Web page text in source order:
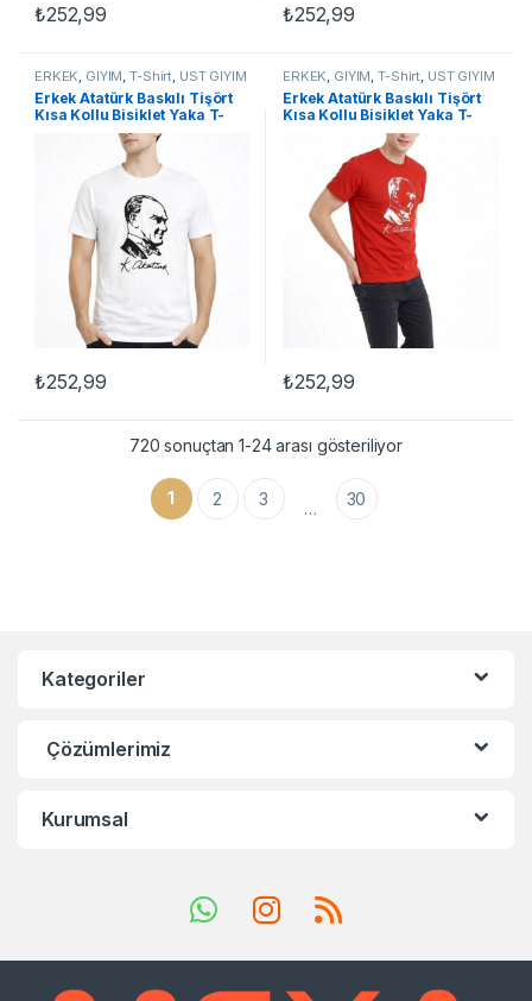
₺252,99
Bu ürünün birden fazla varyasyonu var. Seçenekler ürün
₺252,99
Bu ürünün birden fazla
ERKEK, GİYİM,T-Shirt, ÜST GİYİM
Erkek Atatürk Baskılı Tişört
Kısa Kollu Bisiklet Yaka T-
Shirt – Beyaz
₺252,99
Bu ürünün birden fazla varyasyonu var. Seçenekler ürün
ERKEK, GİYİM,T-Shirt, ÜST GİYİM
Erkek Atatürk Baskılı Tişört
Kısa Kollu Bisiklet Yaka T-
₺252,99
Bu ürünün birden fazla
720 sonuçtan 1-24 arası gösteriliyor
1 2 3 … 30
Kategoriler
Çözümlerimiz
Kurumsal